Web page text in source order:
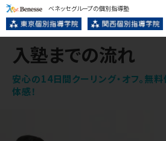
ベネッセグループの個別指導塾
入塾までの流れ
安心の14日間クーリング・オフ。無
体感！